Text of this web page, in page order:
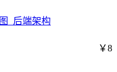
_后端架构
￥8